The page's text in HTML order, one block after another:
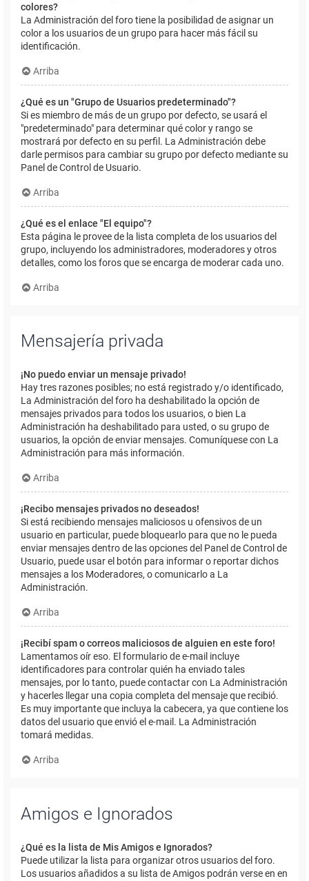
colores?
La Administración del foro tiene la posibilidad de asignar un
color a los usuarios de un grupo para hacer más fácil su
identificación.
Arriba
¿Qué es un "Grupo de Usuarios predeterminado"?
Si es miembro de más de un grupo por defecto, se usará el
"predeterminado" para determinar qué color y rango se
mostrará por defecto en su perfil. La Administración debe
darle permisos para cambiar su grupo por defecto mediante su
Panel de Control de Usuario.
Arriba
¿Qué es el enlace "El equipo"?
Esta página le provee de la lista completa de los usuarios del
grupo, incluyendo los administradores, moderadores y otros
detalles, como los foros que se encarga de moderar cada uno.
Arriba
Mensajería privada
¡No puedo enviar un mensaje privado!
Hay tres razones posibles; no está registrado y/o identificado,
La Administración del foro ha deshabilitado la opción de
mensajes privados para todos los usuarios, o bien La
Administración ha deshabilitado para usted, o su grupo de
usuarios, la opción de enviar mensajes. Comuníquese con La
Administración para más información.
Arriba
¡Recibo mensajes privados no deseados!
Si está recibiendo mensajes maliciosos u ofensivos de un
usuario en particular, puede bloquearlo para que no le pueda
enviar mensajes dentro de las opciones del Panel de Control de
Usuario, puede usar el botón para informar o reportar dichos
mensajes a los Moderadores, o comunicarlo a La
Administración.
Arriba
¡Recibí spam o correos maliciosos de alguien en este foro!
Lamentamos oír eso. El formulario de e-mail incluye
identificadores para controlar quién ha enviado tales
mensajes, por lo tanto, puede contactar con La Administración
y hacerles llegar una copia completa del mensaje que recibió.
Es muy importante que incluya la cabecera, ya que contiene los
datos del usuario que envió el e-mail. La Administración
tomará medidas.
Arriba
Amigos e Ignorados
¿Qué es la lista de Mis Amigos e Ignorados?
Puede utilizar la lista para organizar otros usuarios del foro.
Los usuarios añadidos a su lista de Amigos podrán verse en en